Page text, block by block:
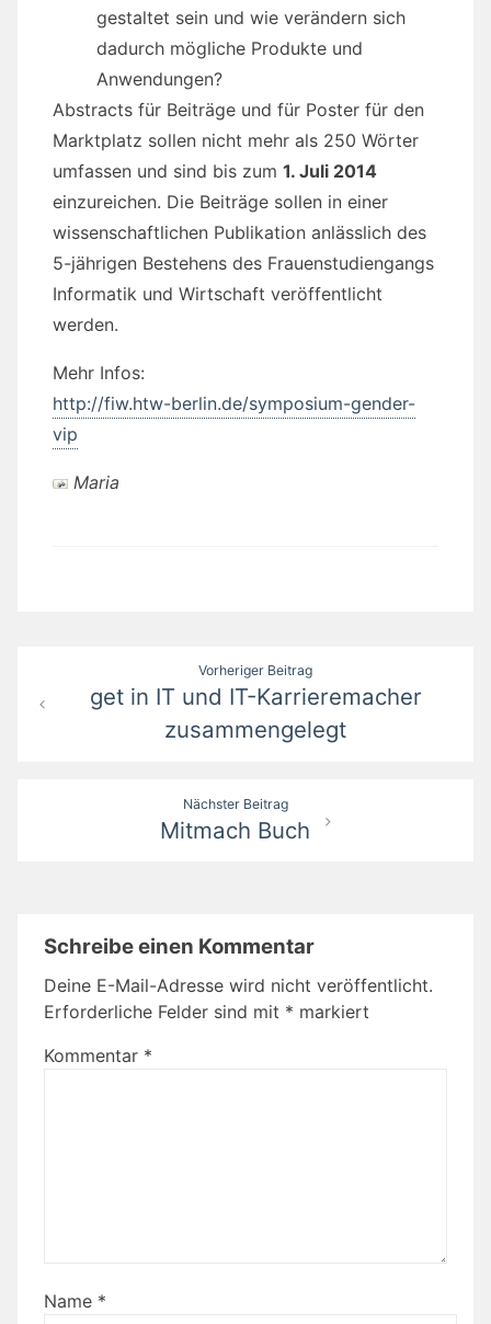
gestaltet sein und wie verändern sich
dadurch mögliche Produkte und
Anwendungen?
Abstracts für Beiträge und für Poster für den
Marktplatz sollen nicht mehr als 250 Wörter
umfassen und sind bis zum 1. Juli 2014
einzureichen. Die Beiträge sollen in einer
wissenschaftlichen Publikation anlässlich des
5-jährigen Bestehens des Frauenstudiengangs
Informatik und Wirtschaft veröffentlicht
werden.
Mehr Infos:
http://fiw.htw-berlin.de/symposium-gender-
vip
Maria
Beitragsnavigation
Vorheriger Beitrag
get in IT und IT-Karrieremacher
zusammengelegt
Nächster Beitrag
Mitmach Buch
Schreibe einen Kommentar
Deine E-Mail-Adresse wird nicht veröffentlicht.
Erforderliche Felder sind mit * markiert
Kommentar *
Name *